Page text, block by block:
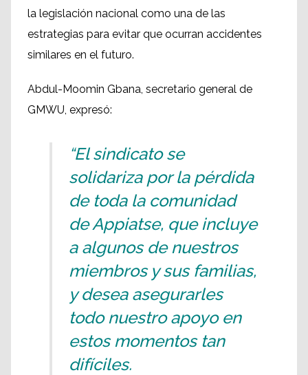
la legislación nacional como una de las
estrategias para evitar que ocurran accidentes
similares en el futuro.
Abdul-Moomin Gbana, secretario general de
GMWU, expresó:
“El sindicato se
solidariza por la pérdida
de toda la comunidad
de Appiatse, que incluye
a algunos de nuestros
miembros y sus familias,
y desea asegurarles
todo nuestro apoyo en
estos momentos tan
difíciles.